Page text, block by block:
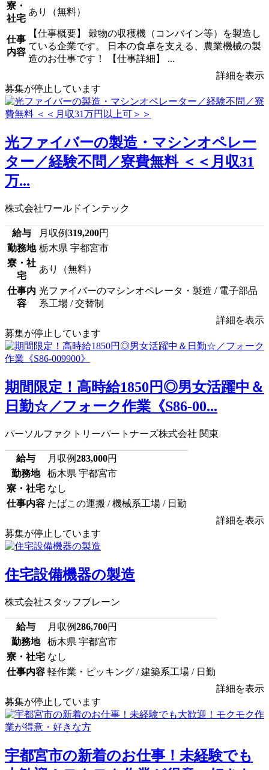
寮・
社宅
あり（無料）
仕事
内容
【仕事概要】 穀物の収穫機（コンバイン等）を製造し
ている企業です。 日本の食卓を支える、農業機械の製
造のお仕事です！ 【仕事詳細】 ...
詳細を表示
募集が停止しています
光ファイバーの製造・マシンオペレー
ター／経験不問／寮費無料 ＜＜月収31
万...
株式会社ワールドインテック
給与 月収例319,200円
勤務地 栃木県 宇都宮市
寮・社
宅
あり（無料）
仕事内
容
光ファイバーのマシンオペレータ・製造 / 電子部品
系工場 / 交替制
詳細を表示
募集が停止しています
期間限定！高時給1850円◎男女活躍中＆
日勤☆／フォーク作業《S86-00...
パーソルファクトリーパートナーズ株式会社 関東
給与 月収例283,000円
勤務地
栃木県 宇都宮市
寮・社宅 なし
仕事内容 たばこの運搬 / 機械系工場 / 日勤
詳細を表示
募集が停止しています
住宅設備機器の製造
株式会社スタッフブレーン
給与 月収例286,700円
勤務地
栃木県 宇都宮市
寮・社宅 なし
仕事内容 軽作業・ピッキング / 建築系工場 / 日勤
詳細を表示
募集が停止しています
宇都宮市の新着のお仕事！未経験でも